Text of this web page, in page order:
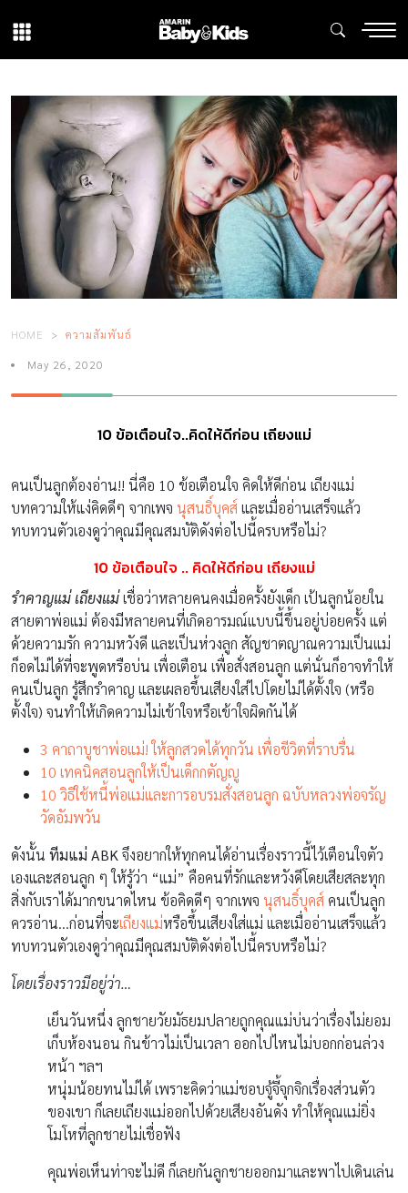
HOME ความสัมพันธ์
May 26, 2020
10 ข้อเตือนใจ..คิดให้ดีก่อน เถียงแม่
คนเป็นลูกต้องอ่าน!! นี่คือ 10 ข้อเตือนใจ คิดให้ดีก่อน เถียงแม่
บทความให้แง่คิดดีๆ จากเพจ นุสนธิ์บุคส์และเมื่ออ่านเสร็จแล้ว
ทบทวนตัวเองดูว่าคุณมีคุณสมบัติดังต่อไปนี้ครบหรือไม่?
10ข้อเตือนใจ .. คิดให้ดีก่อน เถียงแม่
รําคาญแม่ เถียงแม่เชื่อว่าหลายคนคงเมื่อครั้งยังเด็ก เป้นลูกน้อยใน
สายตาพ่อแม่ ต้องมีหลายคนที่เกิดอารมณ์แบบนี้ขึ้นอยู่บ่อยครั้ง แต่
ด้วยความรัก ความหวังดี และเป็นห่วงลูก สัญชาตญาณความเป็นแม่
ก็อดไม่ได้ที่จะพูดหรือบ่น เพื่อเตือน เพื่อสั่งสอนลูก แต่นั่นก็อาจทำให้
คนเป็นลูก รู้สึกรำคาญ และเผลอขึ้นเสียงใส่ไปโดยไม่ได้ตั้งใจ (หรือ
ตั้งใจ) จนทำให้เกิดความไม่เข้าใจหรือเข้าใจผิดกันได้
3 คาถาบูชาพ่อแม่! ให้ลูกสวดได้ทุกวัน เพื่อชีวิตที่ราบรื่น
10 เทคนิคสอนลูกให้เป็นเด็กกตัญญู
10 วิธีใช้หนี้พ่อแม่และการอบรมสั่งสอนลูก ฉบับหลวงพ่อจรัญ
วัดอัมพวัน
ดังนั้น ทีมแม่ ABK จึงอยากให้ทุกคนได้อ่านเรื่องราวนี้ไว้เตือนใจตัว
เองและสอนลูก ๆ ให้รู้ว่า “แม่” คือคนที่รักและหวังดีโดยเสียสละทุก
สิ่งกับเราได้มากขนาดไหน ข้อคิดดีๆ จากเพจ นุสนธิ์บุคส์ คนเป็นลูก
ควรอ่าน…ก่อนที่จะเถียงแม่หรือขึ้นเสียงใส่แม่ และเมื่ออ่านเสร็จแล้ว
ทบทวนตัวเองดูว่าคุณมีคุณสมบัติดังต่อไปนี้ครบหรือไม่?
โดยเรื่องราวมีอยู่ว่า…
เย็นวันหนึ่ง ลูกชายวัยมัธยมปลายถูกคุณแม่บ่นว่าเรื่องไม่ยอม
เก็บห้องนอน กินข้าวไม่เป็นเวลา ออกไปไหนไม่บอกก่อนล่วง
หน้า ฯลฯ
หนุ่มน้อยทนไม่ได้ เพราะคิดว่าแม่ชอบจู้จี้จุกจิกเรื่องส่วนตัว
ของเขา ก็เลยเถียงแม่ออกไปด้วยเสียงอันดัง ทำให้คุณแม่ยิ่ง
โมโหที่ลูกชายไม่เชื่อฟัง
คุณพ่อเห็นท่าจะไม่ดี ก็เลยกันลูกชายออกมาและพาไปเดินเล่น